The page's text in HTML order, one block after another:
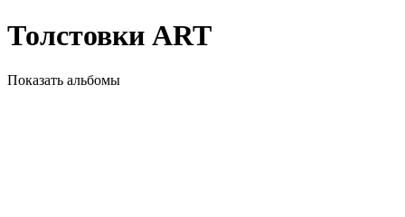
Толстовки ART
Показать альбомы